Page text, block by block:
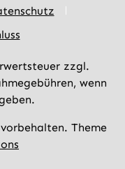
zzgl.
wenn
Theme